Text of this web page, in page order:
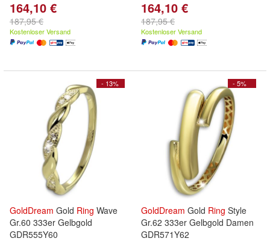
164,10 €
187,95 €
Kostenloser Versand
164,10 €
187,95 €
Kostenloser Versand
- 13%
GoldDream Gold Ring Wave
Gr.60 333er Gelbgold
GDR555Y60
- 5%
GoldDream Gold Ring Style
Gr.62 333er Gelbgold Damen
GDR571Y62